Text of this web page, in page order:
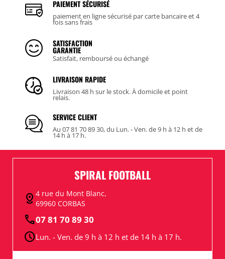
PAIEMENT SÉCURISÉ
paiement en ligne sécurisé par carte bancaire et 4
fois sans frais
SATISFACTION
GARANTIE
Satisfait, remboursé ou échangé
LIVRAISON RAPIDE
Livraison 48 h sur le stock. À domicile et point
relais.
SERVICE CLIENT
Au 07 81 70 89 30, du Lun. - Ven. de 9 h à 12 h et de
14 h à 17 h.
SPIRAL FOOTBALL
distance 4 rue du Mont Blanc,
69960 CORBAS
call07 81 70 89 30
scheduleLun. - Ven. de 9 h à 12 h et de 14 h à 17 h.